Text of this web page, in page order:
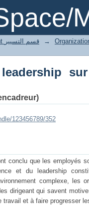
sur
3 Gestion département قسم التسيير
→
123456789/352
conclu que les employés
et du leadership
complexe, les
dirigeant qui savent
travail et à faire progresser